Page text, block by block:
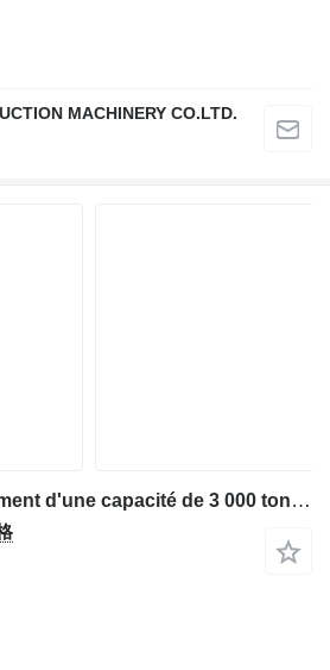
MACHINERY CO.LTD.
Constmach Silo à ciment d'une capacité de 3 000 tonnes